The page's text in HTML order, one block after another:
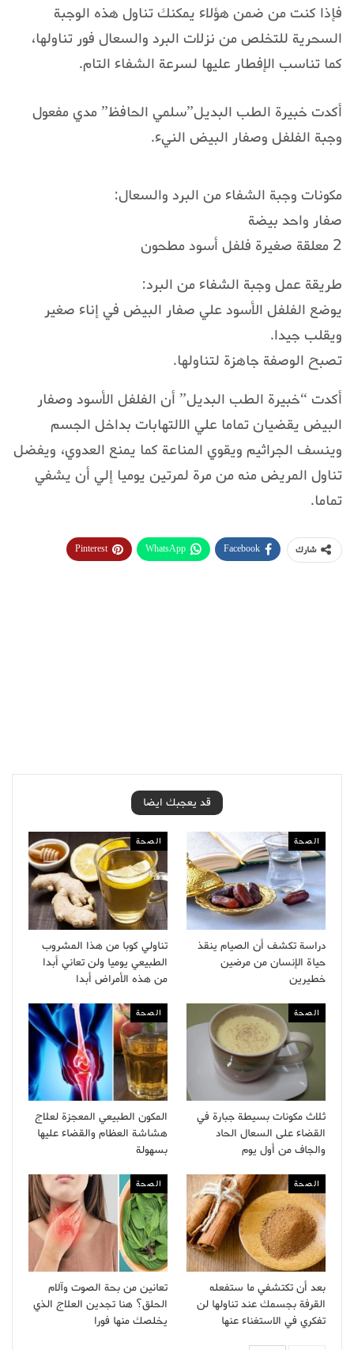
فإذا كنت من ضمن هؤلاء يمكنك تناول هذه الوجبة
السحرية للتخلص من نزلات البرد والسعال فور تناولها،
كما تناسب الإفطار عليها لسرعة الشفاء التام.
أكدت خبيرة الطب البديل”سلمي الحافظ” مدي مفعول
وجبة الفلفل وصفار البيض النيء.
مكونات وجبة الشفاء من البرد والسعال:
صفار واحد بيضة
2 معلقة صغيرة فلفل أسود مطحون
طريقة عمل وجبة الشفاء من البرد:
يوضع الفلفل الأسود علي صفار البيض في إناء صغير
ويقلب جيدا.
تصبح الوصفة جاهزة لتناولها.
أكدت “خبيرة الطب البديل” أن الفلفل الأسود وصفار
البيض يقضيان تماما علي الالتهابات بداخل الجسم
وينسف الجراثيم ويقوي المناعة كما يمنع العدوي، ويفضل
تناول المريض منه من مرة لمرتين يوميا إلي أن يشفي
تماما.
شارك Facebook
WhatsApp
Pinterest
قد يعجبك ايضا
الصحة
دراسة تكشف أن الصيام ينقذ
حياة الإنسان من مرضين
خطيرين
الصحة
تناولي كوبا من هذا المشروب
الطبيعي يوميا ولن تعاني أبدا
من هذه الأمراض أبدا
الصحة
ثلاث مكونات بسيطة جبارة في
القضاء على السعال الحاد
والجاف من أول يوم
الصحة
المكون الطبيعي المعجزة لعلاج
هشاشة العظام والقضاء عليها
بسهولة
الصحة
بعد أن تكتشفي ما ستفعله
القرفة بجسمك عند تناولها لن
تفكري في الاستغناء عنها
الصحة
تعانين من بحة الصوت وآلام
الحلق؟ هنا تجدين العلاج الذي
يخلصك منها فورا